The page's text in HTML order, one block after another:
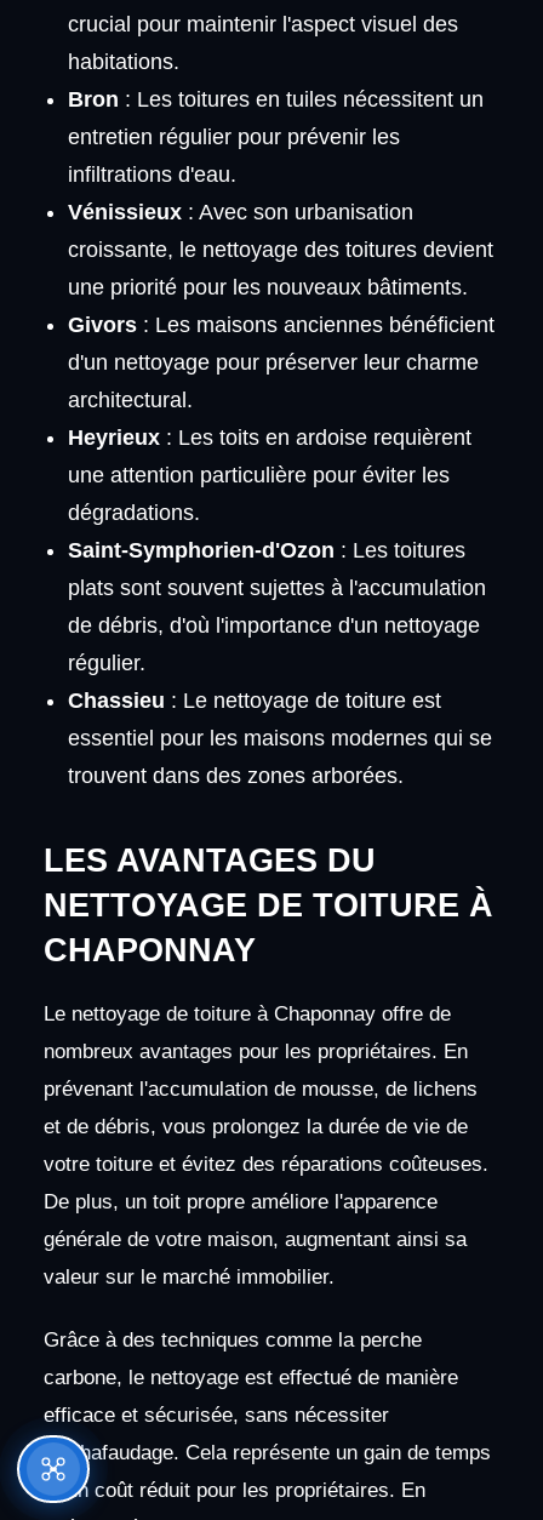
crucial pour maintenir l'aspect visuel des
habitations.
Bron : Les toitures en tuiles nécessitent un
entretien régulier pour prévenir les
infiltrations d'eau.
Vénissieux: Avec son urbanisation
croissante, le nettoyage des toitures devient
une priorité pour les nouveaux bâtiments.
Givors: Les maisons anciennes bénéficient
d'un nettoyage pour préserver leur charme
architectural.
Heyrieux: Les toits en ardoise requièrent
une attention particulière pour éviter les
dégradations.
Saint-Symphorien-d'Ozon : Les toitures
plats sont souvent sujettes à l'accumulation
de débris, d'où l'importance d'un nettoyage
régulier.
Chassieu : Le nettoyage de toiture est
essentiel pour les maisons modernes qui se
trouvent dans des zones arborées.
LES AVANTAGES DU
NETTOYAGE DE TOITURE À
CHAPONNAY
Le nettoyage de toiture à Chaponnay offre de
nombreux avantages pour les propriétaires. En
prévenant l'accumulation de mousse, de lichens
et de débris, vous prolongez la durée de vie de
votre toiture et évitez des réparations coûteuses.
De plus, un toit propre améliore l'apparence
générale de votre maison, augmentant ainsi sa
valeur sur le marché immobilier.
Grâce à des techniques comme la perche
carbone, le nettoyage est effectué de manière
efficace et sécurisée, sans nécessiter
d'échafaudage. Cela représente un gain de temps
et un coût réduit pour les propriétaires. En